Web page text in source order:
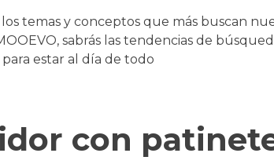
los temas y conceptos que más buscan
sabrás las tendencias de
para estar al día de todo
con